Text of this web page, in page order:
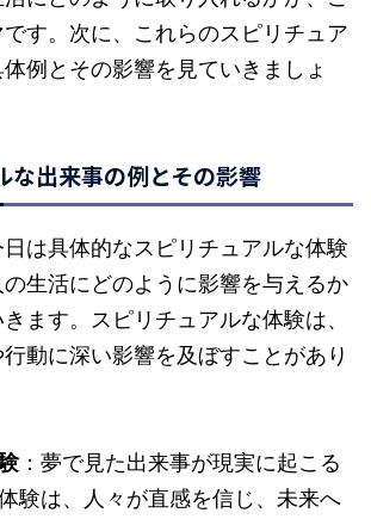
す。次に、これらのスピリチュア
例とその影響を見ていきましょ
な出来事の例とその影響
は具体的なスピリチュアルな体験
生活にどのように影響を与えるか
ます。スピリチュアルな体験は、
動に深い影響を及ぼすことがあり
：夢で見た出来事が現実に起こる
験は、人々が直感を信じ、未来へ